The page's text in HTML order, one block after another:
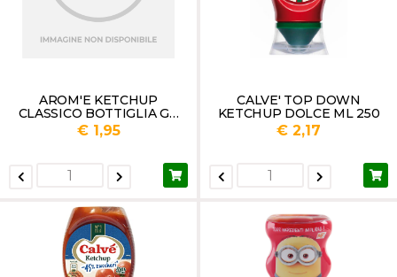
AROM'E KETCHUP
CLASSICO BOTTIGLIA GR
540
€ 1,95
CALVE' TOP DOWN
KETCHUP DOLCE ML 250
€ 2,17